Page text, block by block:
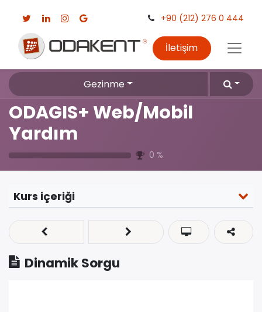
+90 (212) 276 0 444
İletişim
Gezinme
ODAGIS+ Web/Mobil
Yardım
0 %
Kurs içeriği
Dinamik Sorgu